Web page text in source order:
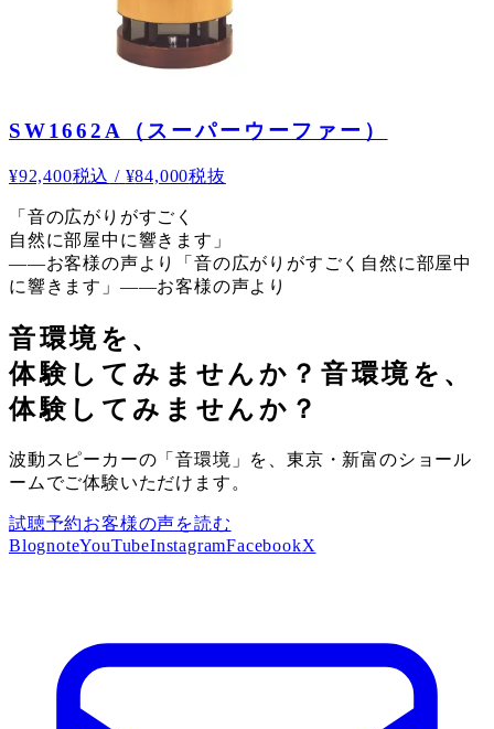
SW1662A（スーパーウーファー）
¥92,400税込 / ¥84,000税抜
「音の広がりがすごく
自然に部屋中に響きます」
——お客様の声より
「音の広がりがすごく自然に部屋中
に響きます」——お客様の声より
音環境を、
体験してみませんか？音環境を、
体験してみませんか？
波動スピーカーの「音環境」を、東京・新富のショール
ームでご体験いただけます。
試聴予約お客様の声を読む
BlognoteYouTubeInstagramFacebookX